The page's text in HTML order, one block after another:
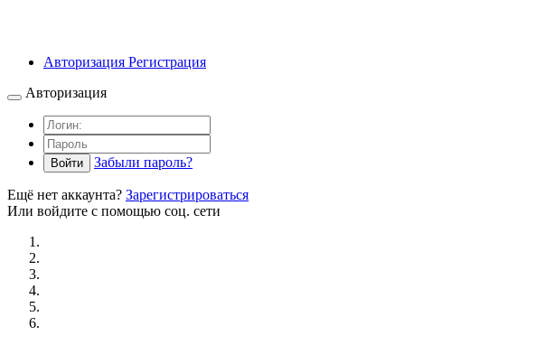
Авторизация Регистрация
Авторизация
Войти Забыли пароль?
Ещё нет аккаунта? Зарегистрироваться
Или войдите с помощью соц. сети